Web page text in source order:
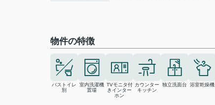
物件の特徴
バストイレ
別
室内洗濯機
置場
TVモニタ付
きインター
ホン
カウンター
キッチン
独立洗面台 浴室乾燥機